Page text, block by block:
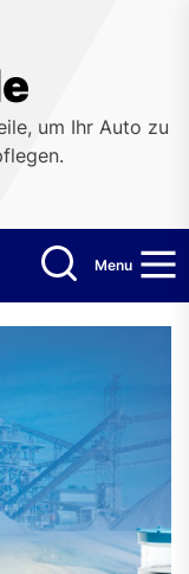
um Ihr Auto zu
Menu